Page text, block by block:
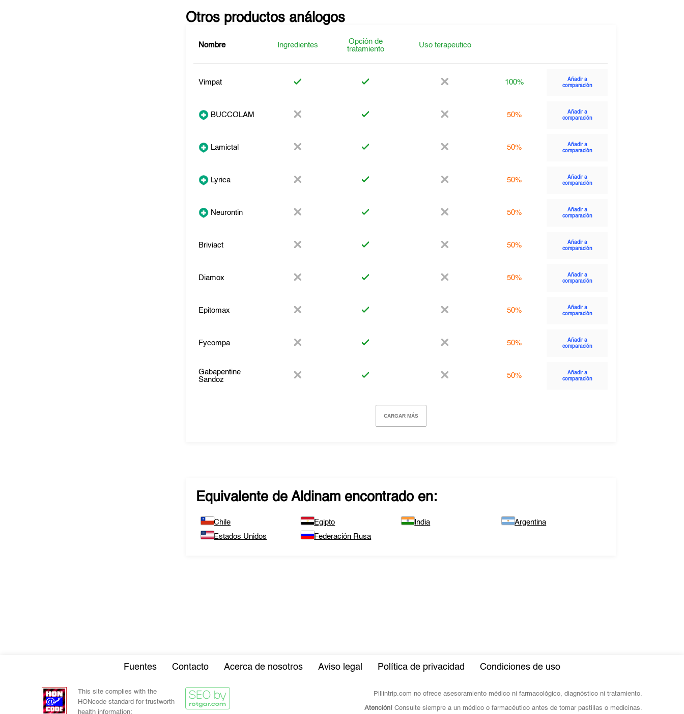
Otros productos análogos
Nombre Ingredientes
Opción de
tratamiento
Uso terapeutico
Vimpat 100%
Añadir a
comparación
BUCCOLAM 50%
Añadir a
comparación
Lamictal 50%
Añadir a
comparación
Lyrica 50%
Añadir a
comparación
Neurontin 50%
Añadir a
comparación
Briviact 50%
Añadir a
comparación
Diamox 50%
Añadir a
comparación
Epitomax 50%
Añadir a
comparación
Fycompa 50%
Añadir a
comparación
Gabapentine
Sandoz
50%
Añadir a
comparación
CARGAR MÁS
Equivalente deAldinam encontrado en:
Chile Egipto India
Argentina
Estados Unidos
Federación Rusa
Fuentes Contacto Acerca de nosotros Aviso legal Política de privacidad Condiciones de uso
This site complies with the
HONcode standard for trustworth
health information:
Pillintrip.com no ofrece asesoramiento médico ni farmacológico, diagnóstico ni tratamiento.
Atención! Consulte siempre a un médico o farmacéutico antes de tomar pastillas o medicinas.